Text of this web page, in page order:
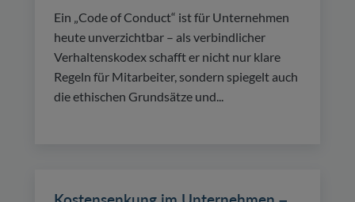
Ein „Code of Conduct“ ist für Unternehmen
heute unverzichtbar – als verbindlicher
Verhaltenskodex schafft er nicht nur klare
Regeln für Mitarbeiter, sondern spiegelt auch
die ethischen Grundsätze und...